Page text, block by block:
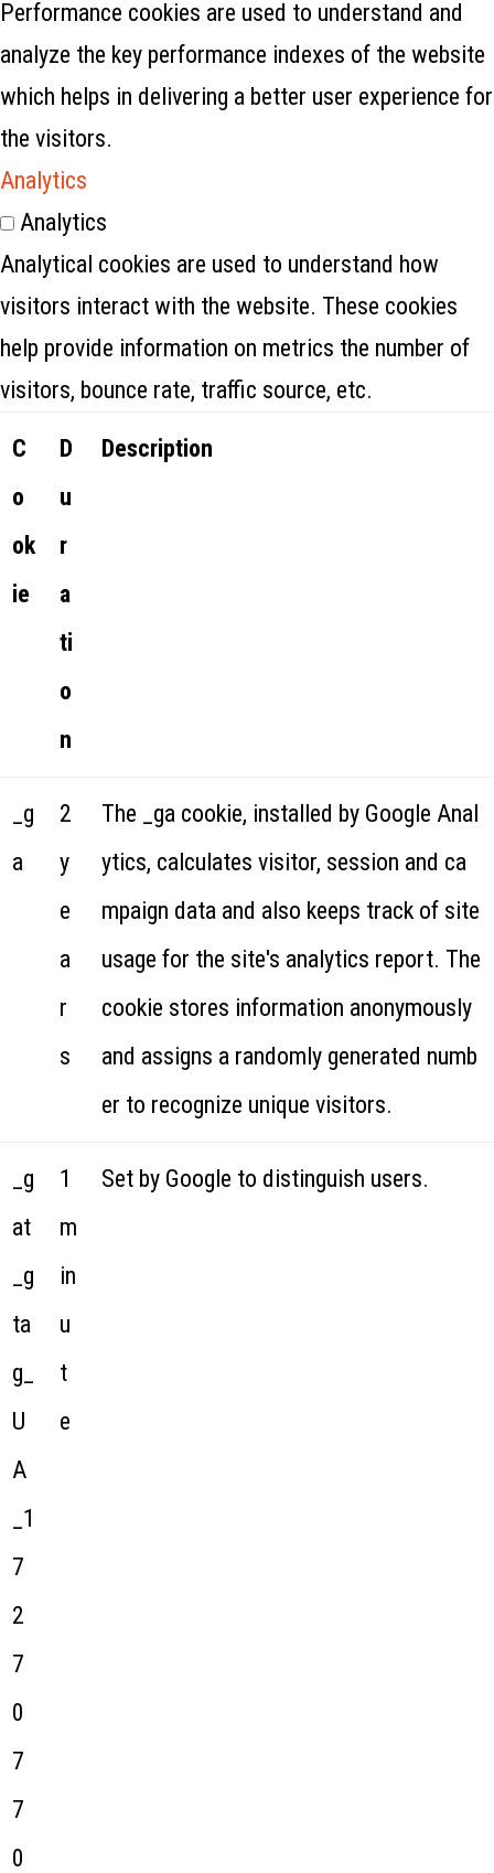
Performance cookies are used to understand and
analyze the key performance indexes of the website
which helps in delivering a better user experience for
the visitors.
Analytics
Analytics
Analytical cookies are used to understand how
visitors interact with the website. These cookies
help provide information on metrics the number of
visitors, bounce rate, traffic source, etc.
C
o
ok
ie
D
u
r
a
ti
o
n
Description
_g
a
2
y
e
a
r
s
The _ga cookie, installed by Google Anal
ytics, calculates visitor, session and ca
mpaign data and also keeps track of site
usage for the site's analytics report. The
cookie stores information anonymously
and assigns a randomly generated numb
er to recognize unique visitors.
_g
at
_g
ta
g_
U
A
_1
7
2
7
0
7
7
0
1
m
in
u
t
e
Set by Google to distinguish users.